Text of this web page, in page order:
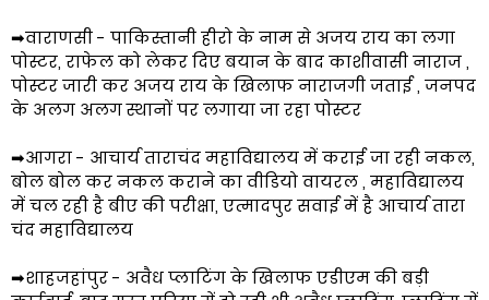
➡वाराणसी - पाकिस्तानी हीरो के नाम से अजय राय का लगा
पोस्टर, राफेल को लेकर दिए बयान के बाद काशीवासी नाराज ,
पोस्टर जारी कर अजय राय के खिलाफ नाराजगी जताई , जनपद
के अलग अलग स्थानों पर लगाया जा रहा पोस्टर
➡आगरा - आचार्य ताराचंद महाविद्यालय में कराई जा रही नकल,
बोल बोल कर नकल कराने का वीडियो वायरल , महाविद्यालय
में चल रही है बीए की परीक्षा, एत्मादपुर सवाई में है आचार्य तारा
चंद महाविद्यालय
➡शाहजहांपुर - अवैध प्लाटिंग के खिलाफ एडीएम की बड़ी